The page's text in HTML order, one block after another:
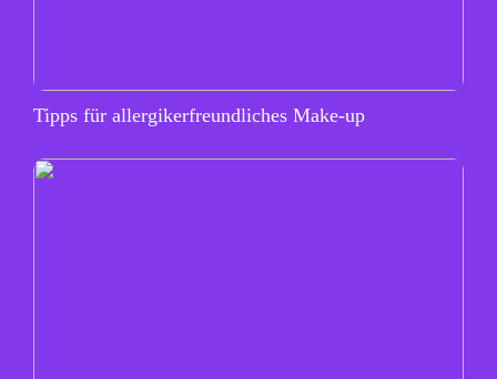
Tipps für allergikerfreundliches Make-up